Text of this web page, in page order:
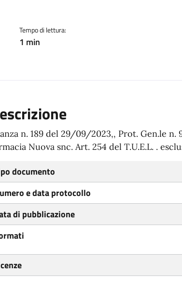
Tempo di lettura:
1 min
n. 189 del 29/09/2023,, Prot. Gen.le
Nuova snc. Art. 254 del T.U.E.L. .
documento
e data protocollo
di pubblicazione